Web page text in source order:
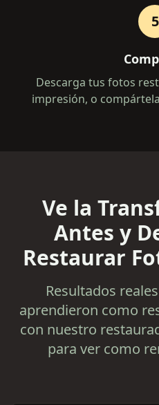
5
Descarga tus fotos
impresión, o
Ve la
Antes y
Restaurar
Resultados
aprendieron como
con nuestro
para ver como